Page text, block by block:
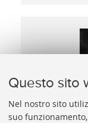
Questo sito
Nel nostro sito
suo